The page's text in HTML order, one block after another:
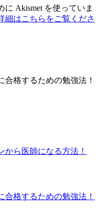
Akismet を使っていま
細はこちらをご覧くださ
格するための勉強法！
ら医師になる方法！
格するための勉強法！